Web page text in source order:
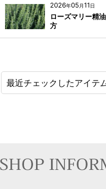
2026年05 月11日
ローズマリー精
方
最近チェックしたアイテ